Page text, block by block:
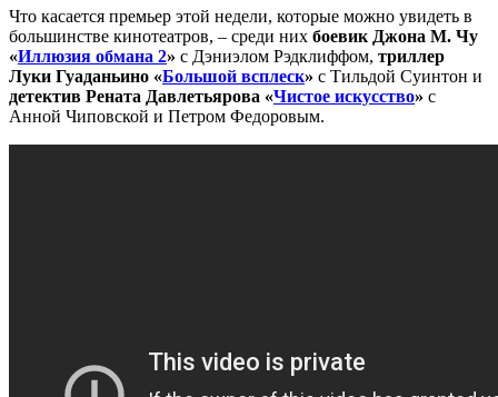
Что касается премьер этой недели, которые можно увидеть в
большинстве кинотеатров, – среди них боевик Джона М. Чу
«Иллюзия обмана 2» с Дэниэлом Рэдклиффом, триллер
Луки Гуаданьино «Большой всплеск» с Тильдой Суинтон и
детектив Рената Давлетьярова «Чистое искусство» с
Анной Чиповской и Петром Федоровым.